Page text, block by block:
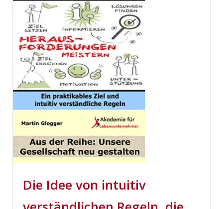
Die Idee von intuitiv